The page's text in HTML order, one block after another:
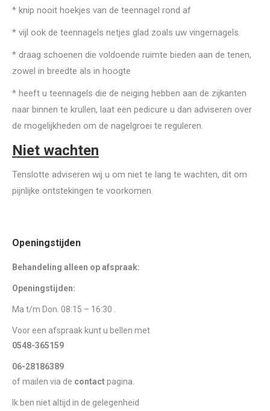
* knip nooit hoekjes van de teennagel rond af
* vijl ook de teennagels netjes glad zoals uw vingernagels
* draag schoenen die voldoende ruimte bieden aan de tenen,
zowel in breedte als in hoogte
* heeft u teennagels die de neiging hebben aan de zijkanten
naar binnen te krullen, laat een pedicure u dan adviseren over
de mogelijkheden om de nagelgroei te reguleren.
Niet wachten
Tenslotte adviseren wij u om niet te lang te wachten, dit om
pijnlijke ontstekingen te voorkomen.
Openingstijden
Behandeling alleen op afspraak:
Openingstijden:
Ma t/m Don. 08:15 – 16:30 .
Voor een afspraak kunt u bellen met
0548-365159
06-28186389
of mailen via de contactpagina.
Ik ben niet altijd in de gelegenheid